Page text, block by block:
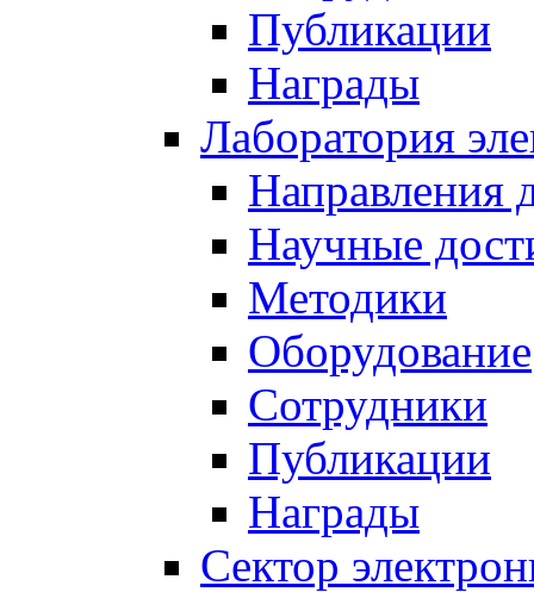
Публикации
Награды
Лаборатория
Направления
Научные
Методики
Оборудование
Сотрудники
Публикации
Награды
Сектор